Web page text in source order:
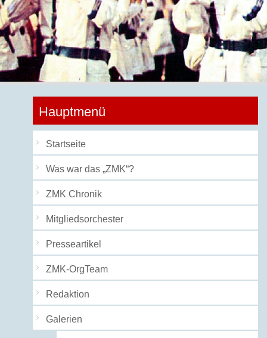
Hauptmenü
Startseite
Was war das „ZMK“?
ZMK Chronik
Mitgliedsorchester
Presseartikel
ZMK-OrgTeam
Redaktion
Galerien